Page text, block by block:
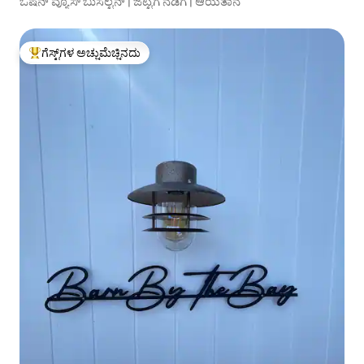
ಗೆಸ್ಟ್‌ಗಳಿಗೆ ಅತಿ ಹೆಚ್ಚು ಅಚ್ಚುಮೆಚ್ಚಿನದು
ಗೆಸ್ಟ್‌ಗಳ ಅಚ್ಚುಮೆಚ್ಚಿನದು